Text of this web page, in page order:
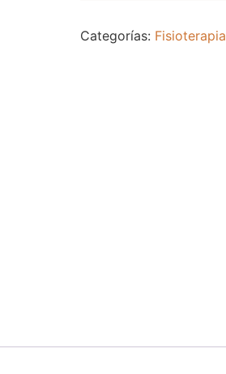
Categorías: Fisioterapia